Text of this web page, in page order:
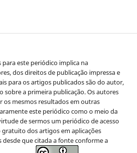
este periódico implica na
dos direitos de publicação impressa e
para os artigos publicados são do autor,
sobre a primeira publicação. Os autores
os mesmos resultados em outras
este periódico como o meio da
de sermos um periódico de acesso
dos artigos em aplicações
desde que citada a fonte conforme a